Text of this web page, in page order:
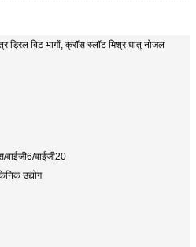
ड्रिल बिट भागों, क्रॉस स्लॉट मिश्र धातु नोजल
वाईजी6/वाईजी20
उद्योग